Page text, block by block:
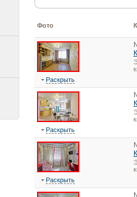
Фото
Раскрыть
Раскрыть
Раскрыть